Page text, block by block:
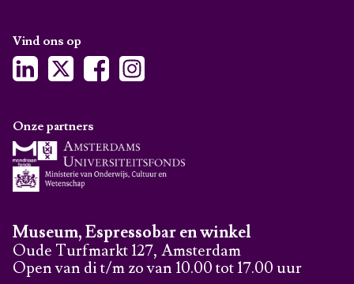
Vind ons op
Museum, Espressobar en winkel
Oude Turfmarkt 127, Amsterdam
Open van di t/m zo van 10.00 tot 17.00 uur
Onze partners